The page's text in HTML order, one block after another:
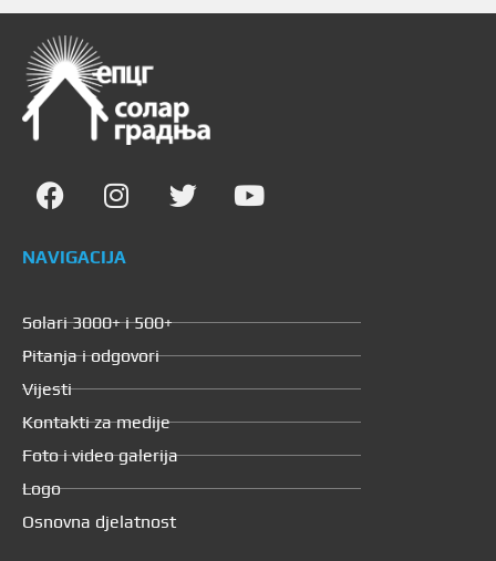
NAVIGACIJA
Solari 3000+ i 500+
Pitanja i odgovori
Vijesti
Kontakti za medije
Foto i video galerija
Logo
Osnovna djelatnost